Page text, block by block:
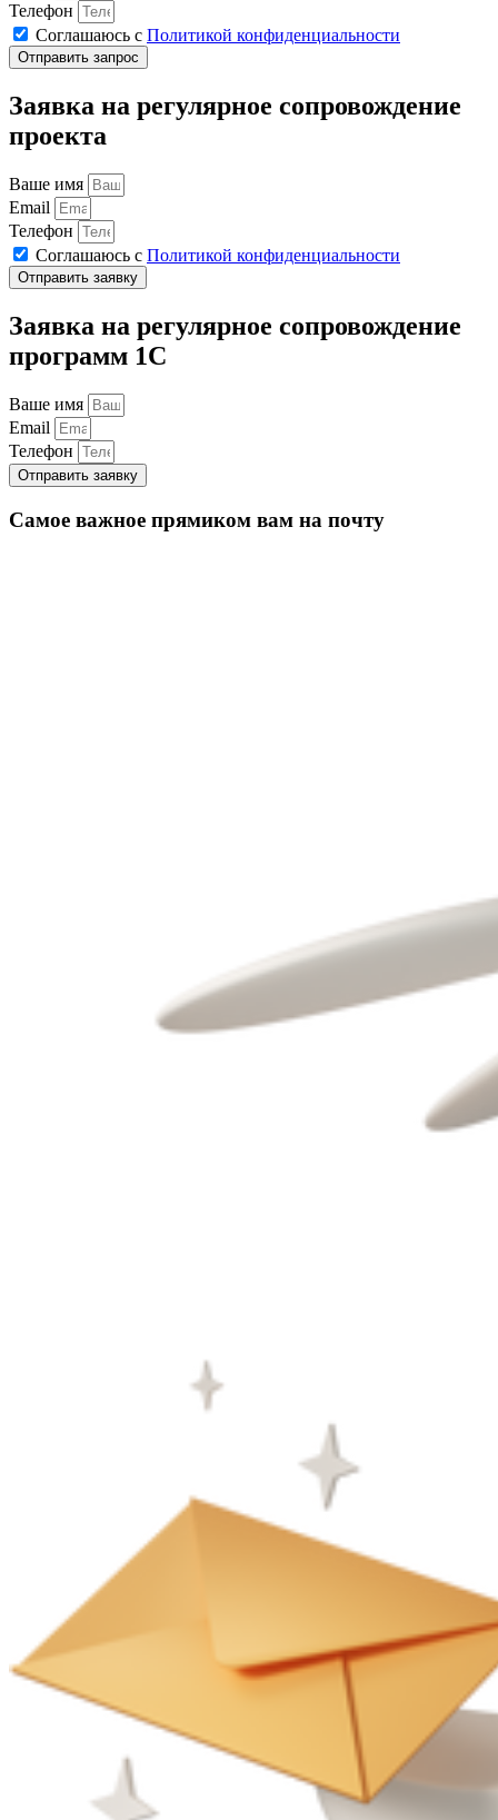
Телефон
Соглашаюсь с Политикой конфиденциальности
Отправить запрос
Заявка на регулярное сопровождение
проекта
Ваше имя
Email
Телефон
Соглашаюсь с Политикой конфиденциальности
Отправить заявку
Заявка на регулярное сопровождение
программ 1С
Ваше имя
Email
Телефон
Отправить заявку
Самое важное прямиком вам на почту